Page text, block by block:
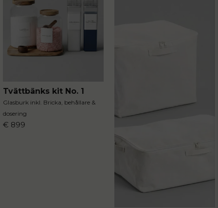
Tvättbänks kit No. 1
Glasburk inkl. Bricka, behållare &
dosering
€ 899